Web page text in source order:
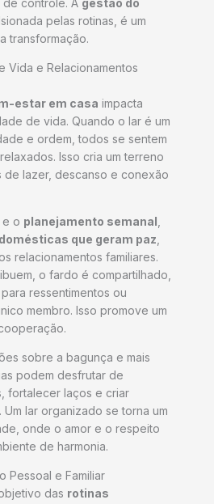
pelas rotinas, é um
transformação.
Vida e Relacionamentos
estar em casa impacta
de vida. Quando o lar é um
e ordem, todos se sentem
Isso cria um terreno
de lazer, descanso e conexão
e o planejamento semanal
que geram paz
relacionamentos familiares.
o fardo é compartilhado,
ressentimentos ou
membro. Isso promove um
sobre a bagunça e mais
podem desfrutar de
fortalecer laços e criar
Um lar organizado se torna um
onde o amor e o respeito
de harmonia.
Pessoal e Familiar
das rotinas